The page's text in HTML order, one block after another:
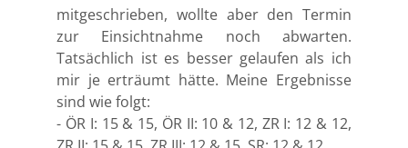
mitgeschrieben, wollte aber den Termin
zur Einsichtnahme noch abwarten.
Tatsächlich ist es besser gelaufen als ich
mir je erträumt hätte. Meine Ergebnisse
sind wie folgt:
- ÖR I: 15 & 15, ÖR II: 10 & 12, ZR I: 12 & 12,